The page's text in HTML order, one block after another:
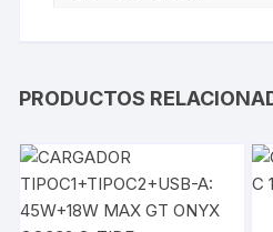
PRODUCTOS